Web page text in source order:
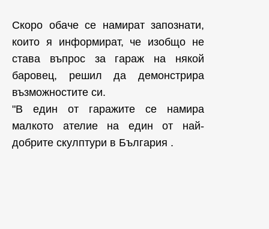
Скоро обаче се намират запознати,
които я информират, че изобщо не
става въпрос за гараж на някой
баровец, решил да демонстрира
възможностите си.
"В един от гаражите се намира
малкото ателие на един от най-
добрите скулптури в България .